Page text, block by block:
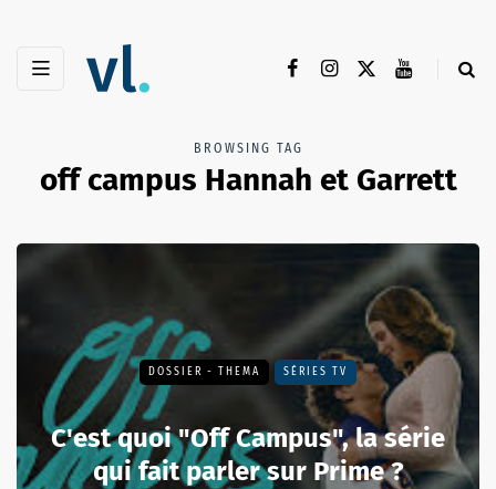
BROWSING TAG
off campus Hannah et Garrett
DOSSIER - THEMA SÉRIES TV
C'est quoi "Off Campus", la série
qui fait parler sur Prime ?